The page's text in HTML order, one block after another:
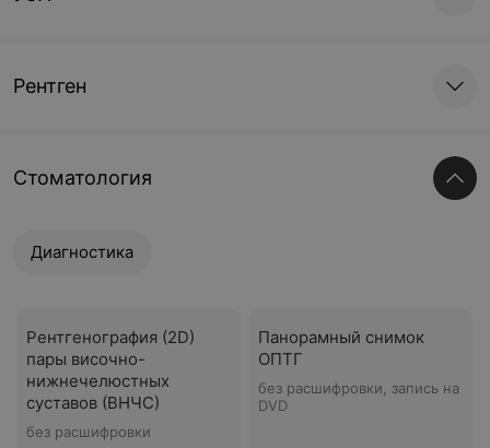
Рентген
Стоматология
Диагностика
Рентгенография (2D)
пары височно-
нижнечелюстных
суставов (ВНЧС)
без расшифровки
Панорамный снимок
ОПТГ
без расшифровки, запись на
DVD